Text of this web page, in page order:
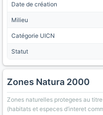
Date de création
Milieu
Catégorie UICN
Statut
Zones Natura 2000
Zones naturelles protegees au
(habitats et especes d’interet